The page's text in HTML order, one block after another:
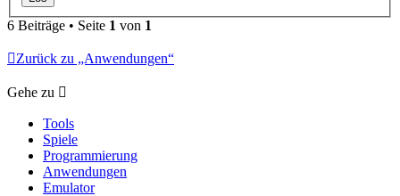
6 Beiträge • Seite 1 von 1
Zurück zu „Anwendungen“
Gehe zu
Tools
Spiele
Programmierung
Anwendungen
Emulator